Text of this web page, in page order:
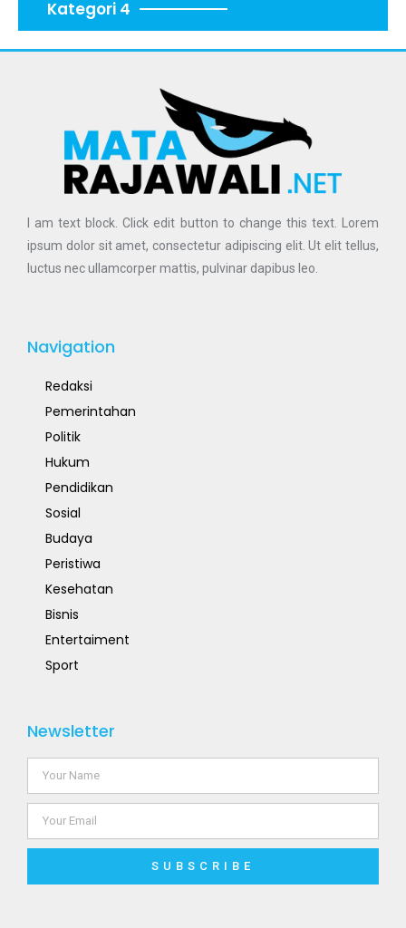
Kategori 4
I am text block. Click edit button to change this text. Lorem
ipsum dolor sit amet, consectetur adipiscing elit. Ut elit tellus,
luctus nec ullamcorper mattis, pulvinar dapibus leo.
Navigation
Redaksi
Pemerintahan
Politik
Hukum
Pendidikan
Sosial
Budaya
Peristiwa
Kesehatan
Bisnis
Entertaiment
Sport
Newsletter
SUBSCRIBE